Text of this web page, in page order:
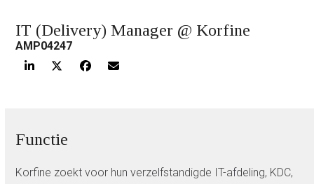
IT (Delivery) Manager @ Korfine
AMP04247
Functie
Korfine zoekt voor hun verzelfstandigde IT-afdeling, KDC,